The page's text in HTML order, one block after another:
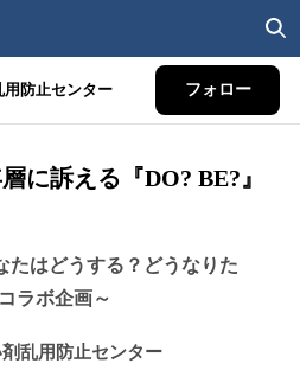
防止センター フォロー
に訴える『DO? BE?』
たはどうする？どうなりた
ラボ企画～
乱用防止センター